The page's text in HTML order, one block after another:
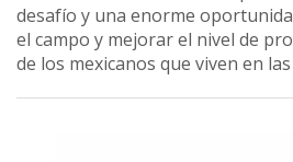
desafío y una enorme
el campo y mejorar el nivel de
de los mexicanos que viven en